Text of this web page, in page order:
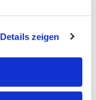
Details zeigen